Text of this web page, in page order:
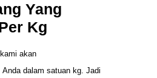
Yang
Kg
akan
Anda dalam satuan kg. Jadi